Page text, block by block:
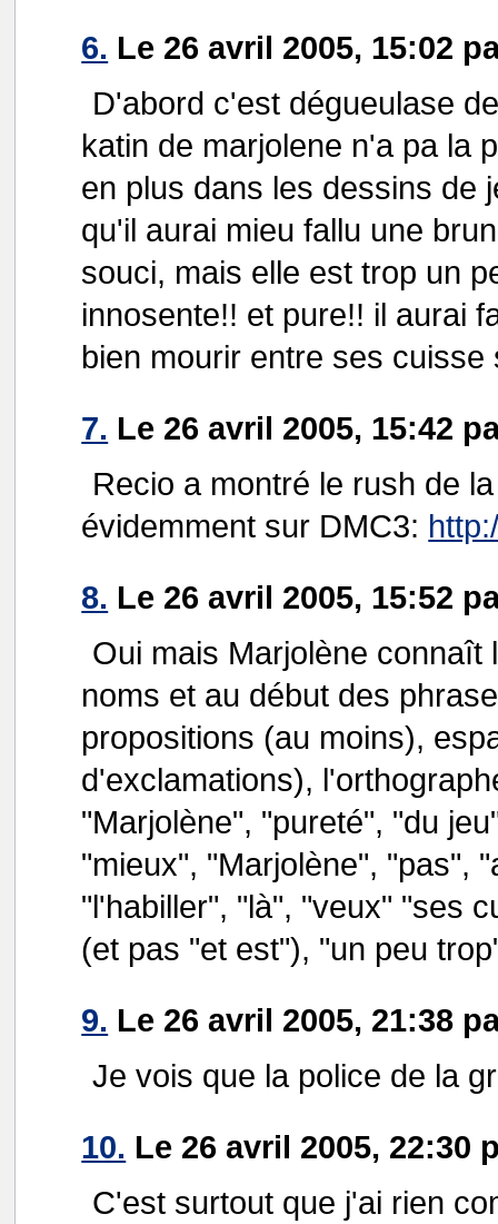
6. Le 26 avril 2005, 15:02
D'abord c'est dégueulase
katin de marjolene n'a pa la
en plus dans les dessins de
qu'il aurai mieu fallu une
souci, mais elle est trop un
innosente!! et pure!! il aurai
bien mourir entre ses cuisse
7. Le 26 avril 2005, 15:42
Recio a montré le rush de
évidemment sur DMC3:
8. Le 26 avril 2005, 15:52
Oui mais Marjolène
noms et au début des
propositions (au moins),
d'exclamations),
"Marjolène", "pureté", "du
"mieux", "Marjolène", "pas",
"l'habiller", "là", "veux" "ses
(et pas "et est"), "un peu
9. Le 26 avril 2005, 21:38
Je vois que la police de la
10. Le 26 avril 2005, 22:30
C'est surtout que j'ai rien